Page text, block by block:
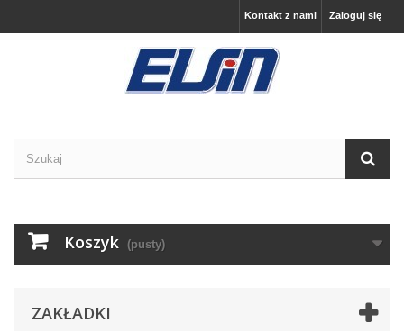
Zaloguj się
Kontakt z nami
Koszyk (pusty)
ZAKŁADKI